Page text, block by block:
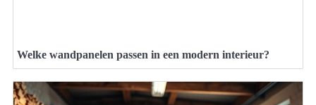
Welke wandpanelen passen in een modern interieur?